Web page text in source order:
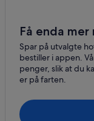
Få enda
Spar på utvalgte
bestiller i appen.
penger, slik at du
er på farten.